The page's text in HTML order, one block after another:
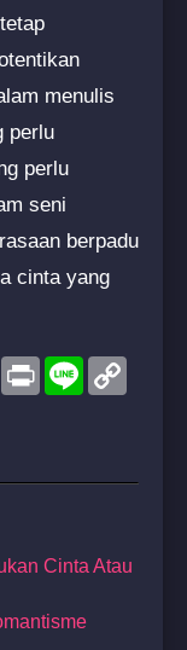
menulis
perlu
perlu
seni
berpadu
cinta yang
TwitterPrint Line
Cinta Atau